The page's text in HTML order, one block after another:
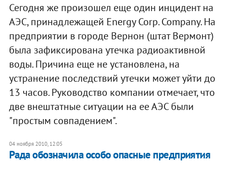
Сегодня же произошел еще один инцидент на
АЭС, принадлежащей Energy Corp. Company. На
предприятии в городе Вернон (штат Вермонт)
была зафиксирована утечка радиоактивной
воды. Причина еще не установлена, на
устранение последствий утечки может уйти до
13 часов. Руководство компании отмечает, что
две внештатные ситуации на ее АЭС были
"простым совпадением".
04 ноября 2010, 12:05
Рада обозначила особо опасные предприятия